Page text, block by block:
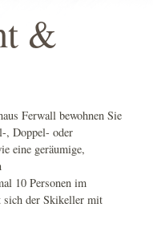
&
Ferwall bewohnen Sie
, Doppel- oder
eine geräumige,
10 Personen im
sich der Skikeller mit